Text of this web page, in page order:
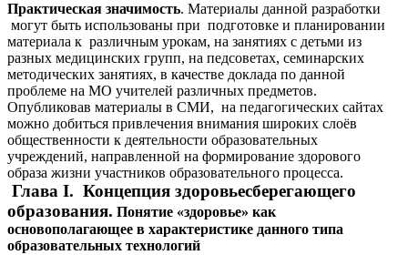
Практическая значимость. Материалы данной разработки
могут быть использованы при подготовке и планировании
материала к различным урокам, на занятиях с детьми из
разных медицинских групп, на педсоветах, семинарских
методических занятиях, в качестве доклада по данной
проблеме на МО учителей различных предметов.
Опубликовав материалы в СМИ, на педагогических сайтах
можно добиться привлечения внимания широких слоёв
общественности к деятельности образовательных
учреждений, направленной на формирование здорового
образа жизни участников образовательного процесса.
Глава I. Концепция здоровьесберегающего
образования. Понятие «здоровье» как
основополагающее в характеристике данного типа
образовательных технологий